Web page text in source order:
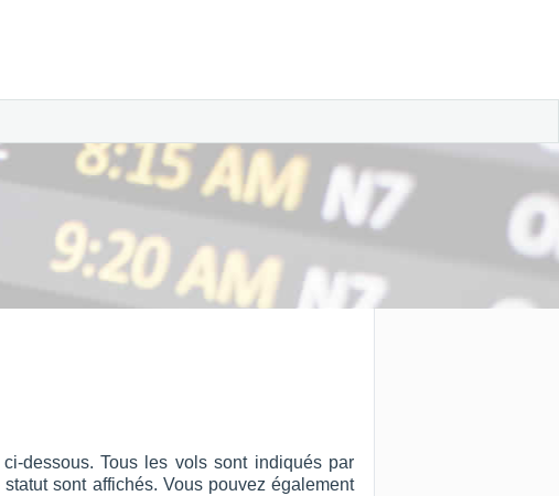
dessous. Tous les vols sont indiqués par
sont affichés. Vous pouvez également